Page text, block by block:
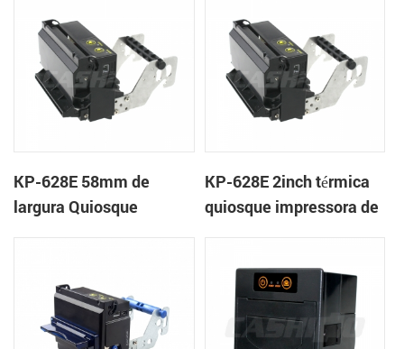
automático
KP-628E 58mm de
largura Quiosque
cortador
KP-628E 2inch térmica
quiosque impressora de